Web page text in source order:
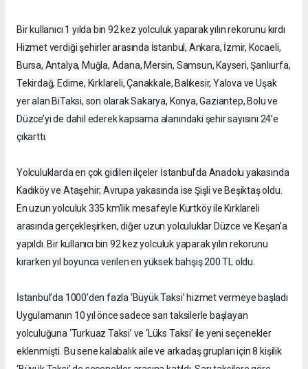
Bir kullanıcı 1 yılda bin 92 kez yolculuk yaparak yılın rekorunu kırdı
Hizmet verdiği şehirler arasında İstanbul, Ankara, İzmir, Kocaeli,
Bursa, Antalya, Muğla, Adana, Mersin, Samsun, Kayseri, Şanlıurfa,
Tekirdağ, Edirne, Kırklareli, Çanakkale, Balıkesir, Yalova ve Uşak
yer alan BiTaksi, son olarak Sakarya, Konya, Gaziantep, Bolu ve
Düzce’yi de dahil ederek kapsama alanındaki şehir sayısını 24’e
çıkarttı.
Yolculuklarda en çok gidilen ilçeler İstanbul'da Anadolu yakasında
Kadıköy ve Ataşehir; Avrupa yakasında ise Şişli ve Beşiktaş oldu.
En uzun yolculuk 335 km’lik mesafeyle Kurtköy ile Kırklareli
arasında gerçekleşirken, diğer uzun yolculuklar Düzce ve Keşan’a
yapıldı. Bir kullanıcı bin 92 kez yolculuk yaparak yılın rekorunu
kırarken yıl boyunca verilen en yüksek bahşiş 200 TL oldu.
İstanbul’da 1000’den fazla ‘Büyük Taksi’ hizmet vermeye başladı
Uygulamanın 10 yıl önce sadece sarı taksilerle başlayan
yolculuğuna ‘Turkuaz Taksi’ ve ‘Lüks Taksi’ ile yeni seçenekler
eklenmişti. Bu sene kalabalık aile ve arkadaş grupları için 8 kişilik